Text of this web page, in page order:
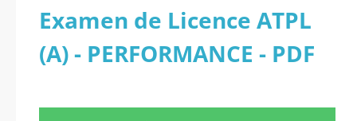
Licence ATPL (A) -
PERFORMANCE.
Examen de Licence ATPL
(A) - PERFORMANCE - PDF